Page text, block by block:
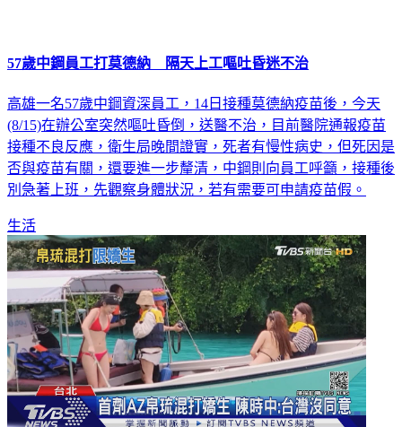
57歲中鋼員工打莫德納 隔天上工嘔吐昏迷不治
高雄一名57歲中鋼資深員工，14日接種莫德納疫苗後，今天
(8/15)在辦公室突然嘔吐昏倒，送醫不治，目前醫院通報疫苗
接種不良反應，衛生局晚間證實，死者有慢性病史，但死因是
否與疫苗有關，還要進一步釐清，中鋼則向員工呼籲，接種後
別急著上班，先觀察身體狀況，若有需要可申請疫苗假。
生活